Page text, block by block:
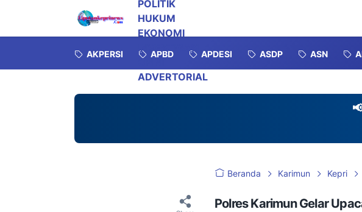
POLITIK
HUKUM
EKONOMI
INVESTIGASI
OPINI
ADVERTORIAL
AKPERSI APBD APDESI ASDP ASN
Beranda Karimun Kepri
Polres Karimun Gelar